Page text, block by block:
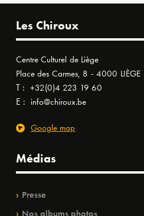
Les Chiroux
Centre Culturel de Liège
Place des Carmes, 8 - 4000 LIÈGE
T : +32(0)4 223 19 60
E : info@chiroux.be
Google map
Médias
Presse
Nos albums photos